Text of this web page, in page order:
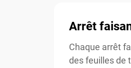
Arrêt
Chaque arrêt
des feuilles de